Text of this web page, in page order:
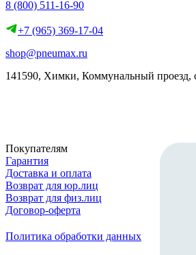
8 (800) 511-16-90
+7 (965) 369-17-04
shop@pneumax.ru
141590, Химки, Коммунальный проезд,
Покупателям
Гарантия
Доставка и оплата
Возврат для юр.лиц
Возврат для физ.лиц
Договор-оферта
Политика обработки данных